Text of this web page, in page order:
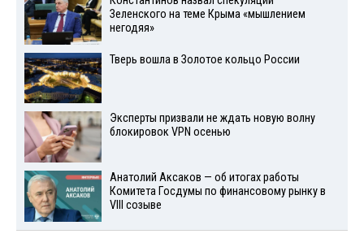
Зеленского на теме Крыма «мышлением
негодяя»
Тверь вошла в Золотое кольцо России
Эксперты призвали не ждать новую волну
блокировок VPN осенью
Анатолий Аксаков — об итогах работы
Комитета Госдумы по финансовому рынку в
VIII созыве